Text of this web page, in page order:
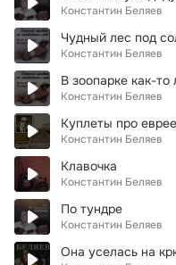
Константин Беляев
Чудный лес под
Константин Беляев
В зоопарке как-то
Константин Беляев
Куплеты про
Константин Беляев
Клавочка
Константин Беляев
По тундре
Константин Беляев
Она уселась на